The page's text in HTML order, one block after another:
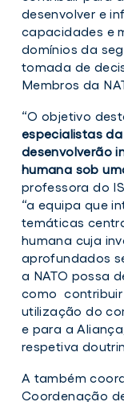
desenvolver e
capacidades e
domínios da
tomada de
Membros da
“O objetivo
especialistas
desenvolverão
humana sob
professora do
“a equipa que
temáticas
humana cuja
aprofundados
a NATO possa
como contribuir
utilização do
e para a
respetiva
A também
Coordenação